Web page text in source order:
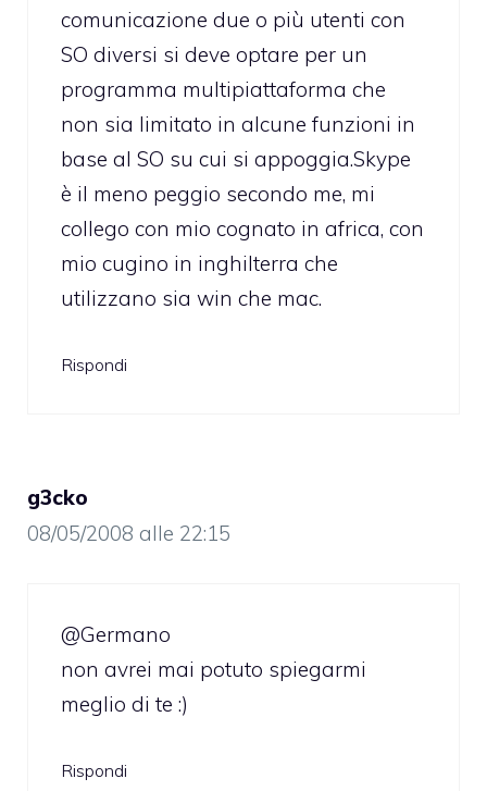
comunicazione due o più utenti con
SO diversi si deve optare per un
programma multipiattaforma che
non sia limitato in alcune funzioni in
base al SO su cui si appoggia.Skype
è il meno peggio secondo me, mi
collego con mio cognato in africa, con
mio cugino in inghilterra che
utilizzano sia win che mac.
Rispondi
g3cko
08/05/2008 alle 22:15
@Germano
non avrei mai potuto spiegarmi
meglio di te :)
Rispondi